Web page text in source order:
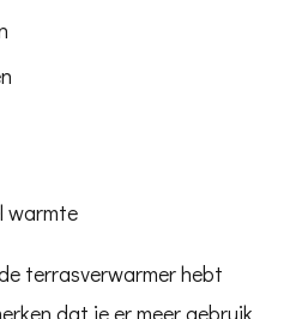
warmte
terrasverwarmer hebt
dat je er meer gebruik